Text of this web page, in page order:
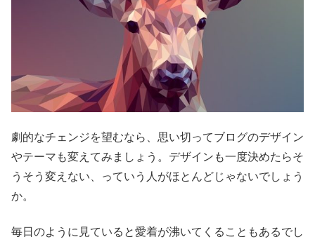
劇的なチェンジを望むなら、思い切ってブログのデザイン
やテーマも変えてみましょう。デザインも一度決めたらそ
うそう変えない、っていう人がほとんどじゃないでしょう
か。
毎日のように見ていると愛着が沸いてくることもあるでし